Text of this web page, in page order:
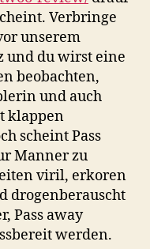
Verbringe
unserem
und du wirst eine
beobachten,
und auch
klappen
scheint Pass
Manner zu
viril, erkoren
drogenberauscht
Pass away
werden.